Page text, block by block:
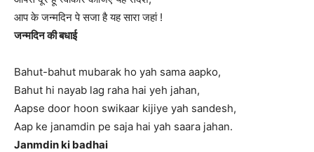
आप के जन्मदिन पे सजा है यह सारा जहां !
जन्मदिन की बधाई
Bahut-bahut mubarak ho yah sama aapko,
Bahut hi nayab lag raha hai yeh jahan,
Aapse door hoon swikaar kijiye yah sandesh,
Aap ke janamdin pe saja hai yah saara jahan.
Janmdin ki badhai